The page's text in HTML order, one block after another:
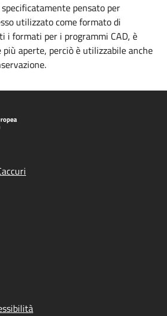
pensato per
utilizzato come formato di
i formati per i programmi CAD, è
aperte, perciò è utilizzabile anche